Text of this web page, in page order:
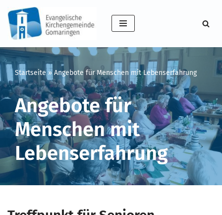
Zum
Inhalt
springen
Startseite» Angebote für Menschen mit Lebenserfahrung
Angebote für
Menschen mit
Lebenserfahrung